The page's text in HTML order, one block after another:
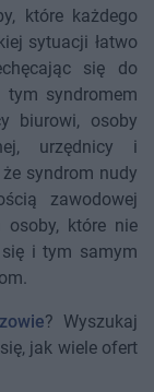
które każdego
sytuacji łatwo
się do
tym syndromem
biurowi, osoby
urzędnicy i
syndrom nudy
zawodowej
osoby, które nie
i tym samym
? Wyszukaj
jak wiele ofert